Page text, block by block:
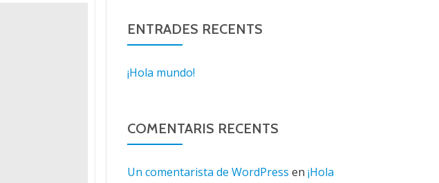
ENTRADES RECENTS
¡Hola mundo!
COMENTARIS RECENTS
Un comentarista de WordPress en ¡Hola